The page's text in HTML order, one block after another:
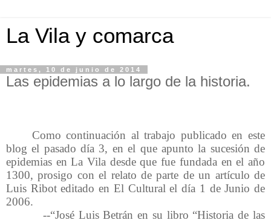
La Vila y comarca
martes, 10 de junio de 2014
Las epidemias a lo largo de la historia.
Como continuación al trabajo publicado en este
blog el pasado día 3, en el que apunto la sucesión de
epidemias en La Vila desde que fue fundada en el año
1300, prosigo con el relato de parte de un artículo de
Luis Ribot editado en El Cultural el día 1 de Junio de
2006.
--“José Luis Betrán en su libro “Historia de las